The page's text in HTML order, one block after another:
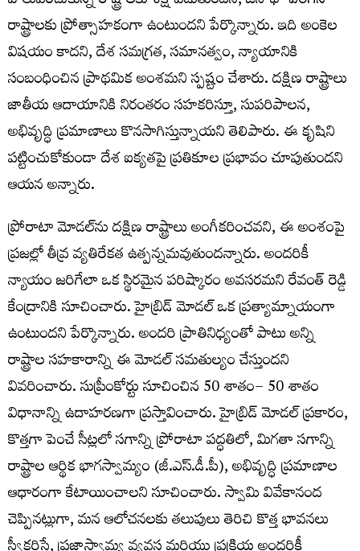
రాష్ట్రాలకు ప్రోత్సాహకంగా ఉంటుందని పేర్కొన్నారు. ఇది అంకెల
విషయం కాదని, దేశ సమగ్రత, సమానత్వం, న్యాయానికి
సంబంధించిన ప్రాథమిక అంశమని స్పష్టం చేశారు. దక్షిణ రాష్ట్రాలు
జాతీయ ఆదాయానికి నిరంతరం సహకరిస్తూ, సుపరిపాలన,
అభివృద్ధి ప్రమాణాలు కొనసాగిస్తున్నాయని తెలిపారు. ఈ కృషిని
పట్టించుకోకుండా దేశ ఐక్యతపై ప్రతికూల ప్రభావం చూపుతుందని
ఆయన అన్నారు.
ప్రోరాటా మోడల్‌ను దక్షిణ రాష్ట్రాలు అంగీకరించవని, ఈ అంశంపై
ప్రజల్లో తీవ్ర వ్యతిరేకత ఉత్పన్నమవుతుందన్నారు. అందరికీ
న్యాయం జరిగేలా ఒక స్థిరమైన పరిష్కారం అవసరమని రేవంత్ రెడ్డి
కేంద్రానికి సూచించారు. హైబ్రిడ్ మోడల్‌ ఒక ప్రత్యామ్నాయంగా
ఉంటుందని పేర్కొన్నారు. అందరి ప్రాతినిధ్యంతో పాటు అన్ని
రాష్ట్రాల సహకారాన్ని ఈ మోడల్ సమతుల్యం చేస్తుందని
వివరించారు. సుప్రీంకోర్టు సూచించిన 50 శాతం– 50 శాతం
విధానాన్ని ఉదాహరణగా ప్రస్తావించారు. హైబ్రిడ్ మోడల్ ప్రకారం,
కొత్తగా పెంచే సీట్లలో సగాన్ని ప్రోరాటా పద్ధతిలో, మిగతా సగాన్ని
రాష్ట్రాల ఆర్థిక భాగస్వామ్యం (జీ.ఎస్.డీ.పీ), అభివృద్ధి ప్రమాణాల
ఆధారంగా కేటాయించాలని సూచించారు. స్వామి వివేకానంద
చెప్పినట్లుగా, మన ఆలోచనలకు తలుపులు తెరిచి కొత్త భావనలు